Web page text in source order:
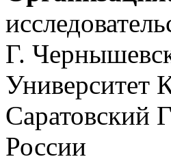
Г.
Саратовский
России